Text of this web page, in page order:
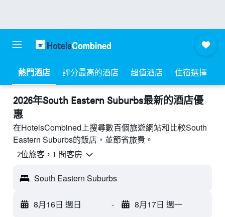
熱門酒店 評分最高的酒店 超值酒店 住宿選擇
2026年South Eastern Suburbs最新的酒店優
惠
在HotelsCombined上搜尋數百個旅遊網站和比較South
Eastern Suburbs的飯店，並節省旅費。
2位旅客，1 間客房
South Eastern Suburbs
8月16日 週日 - 8月17日 週一